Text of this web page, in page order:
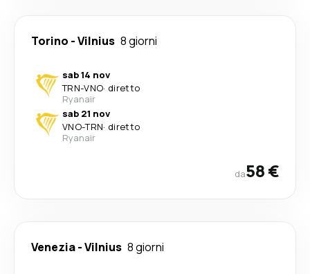
Torino -Vilnius 8 giorni
sab 14 nov
TRN-VNO· diretto
Ryanair
sab 21 nov
VNO-TRN· diretto
Ryanair
da58 €
Venezia-Vilnius 8 giorni